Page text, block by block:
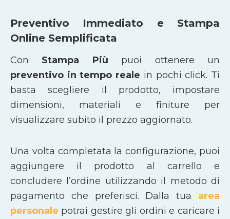
Preventivo Immediato e Stampa
Online Semplificata
Con Stampa Più puoi ottenere un
preventivo in tempo reale in pochi click. Ti
basta scegliere il prodotto, impostare
dimensioni, materiali e finiture per
visualizzare subito il prezzo aggiornato.
Una volta completata la configurazione, puoi
aggiungere il prodotto al carrello e
concludere l’ordine utilizzando il metodo di
pagamento che preferisci. Dalla tua area
personale potrai gestire gli ordini e caricare i